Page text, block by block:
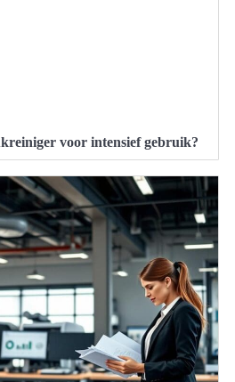
voor intensief gebruik?